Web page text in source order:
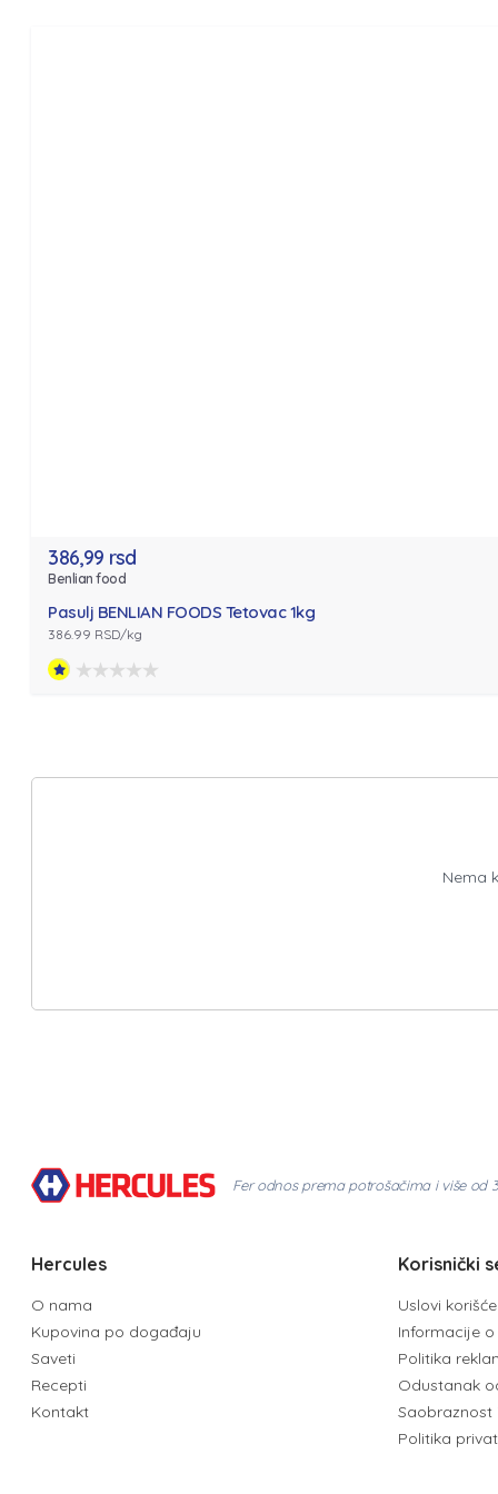
386,99 rsd
Benlian food
Pasulj BENLIAN FOODS Tetovac 1kg
386.99 RSD/kg
Nema
Fer odnos prema potrošačima i više od
Hercules
O nama
Kupovina po događaju
Saveti
Recepti
Kontakt
Korisnički
Uslovi
Informacije
Politika
Odustanak
Saobraznost
Politika